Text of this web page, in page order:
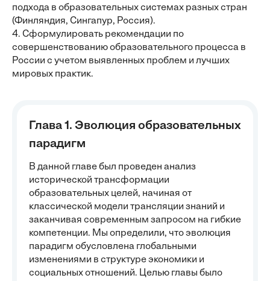
подхода в образовательных системах разных стран
(Финляндия, Сингапур, Россия).
4. Сформулировать рекомендации по
совершенствованию образовательного процесса в
России с учетом выявленных проблем и лучших
мировых практик.
Глава 1. Эволюция образовательных
парадигм
В данной главе был проведен анализ
исторической трансформации
образовательных целей, начиная от
классической модели трансляции знаний и
заканчивая современным запросом на гибкие
компетенции. Мы определили, что эволюция
парадигм обусловлена глобальными
изменениями в структуре экономики и
социальных отношений. Целью главы было